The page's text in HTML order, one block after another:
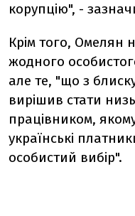
корупцію", -
Крім того, Омелян
жодного
але те, "що з
вирішив стати
працівником,
українські
особистий вибір".